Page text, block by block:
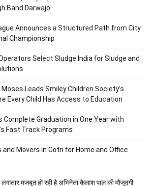
Band Darwajo
Announces a Structured Path from City
Championship
Select Sludge India for Sludge and
Leads Smiley Children Society’s
Every Child Has Access to Education
Complete Graduation in One Year with
Fast Track Programs
and Movers in Gotri for Home and Office
मजबूत हो रही है अभिनेता कैलाश पाल की मौजूदगी